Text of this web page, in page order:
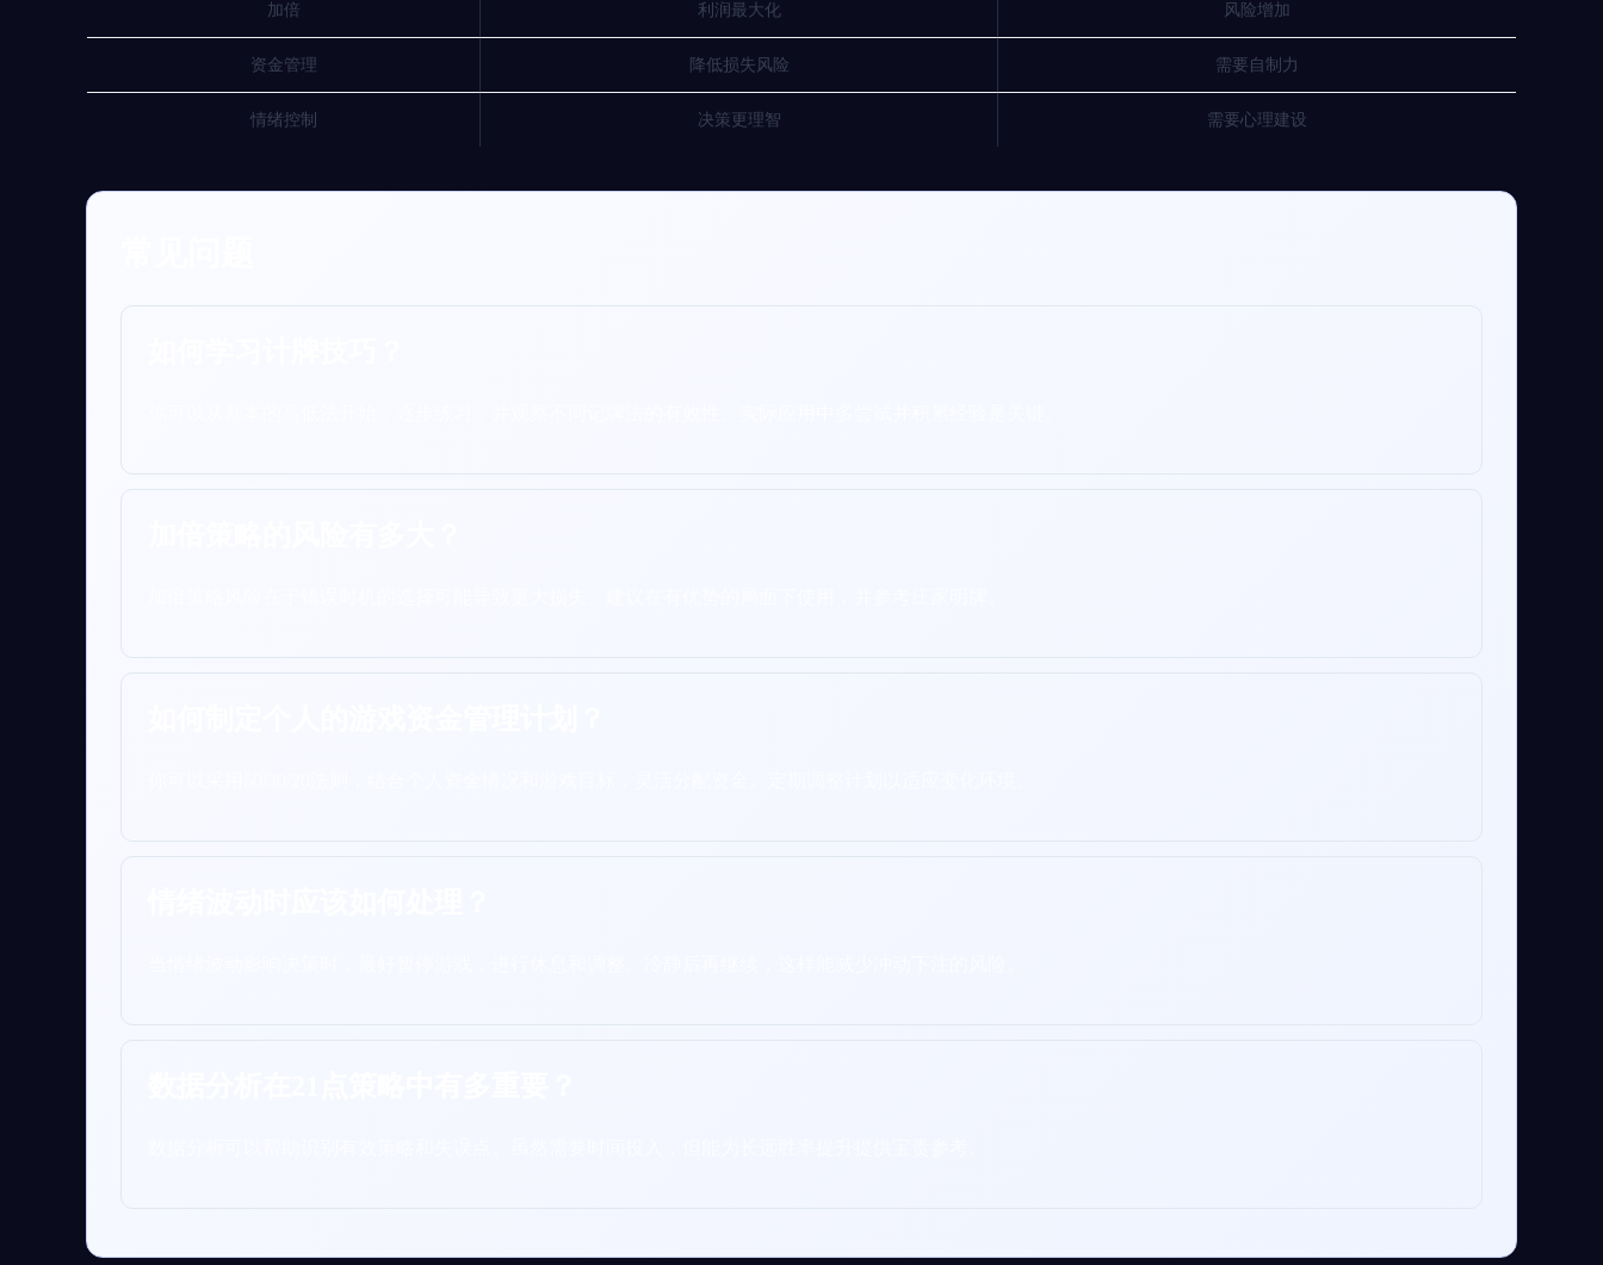
加倍 利润最大化 风险增加
资金管理 降低损失风险 需要自制力
情绪控制 决策更理智 需要心理建设